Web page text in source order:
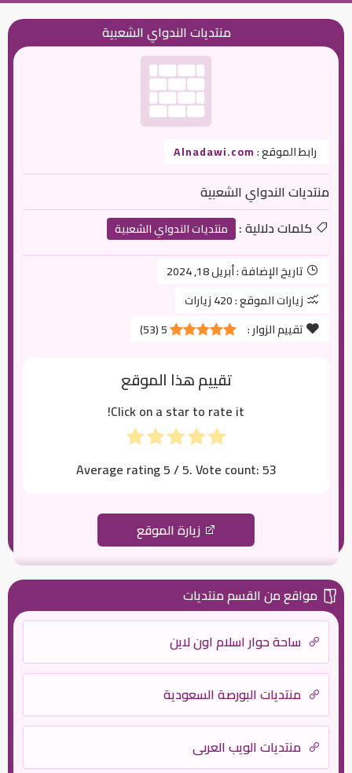
منتديات الندواي الشعبية
رابط الموقع :Alnadawi.com
منتديات الندواي الشعبية
كلمات دلالية :
منتديات الندواي الشعبية
تاريخ الإضافة :أبريل 18, 2024
زيارات الموقع :420 زيارات
تقييم الزوار :
5
(
53
)
تقييم هذا الموقع
Click on a star to rate it!
Average rating5/ 5. Vote count:53
زيارة الموقع
مواقع من القسم منتديات
ساحة حوار اسلام اون لاين
منتديات البورصة السعودية
منتديات الويب العربي